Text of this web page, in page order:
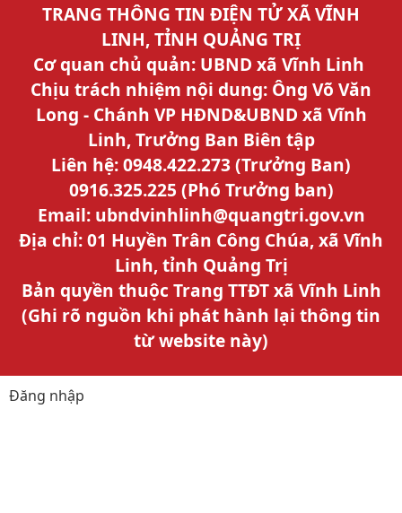
TRANG THÔNG TIN ĐIỆN TỬ XÃ VĨNH
LINH, TỈNH QUẢNG TRỊ
Cơ quan chủ quản: UBND xã Vĩnh Linh
Chịu trách nhiệm nội dung: Ông Võ Văn
Long - Chánh VP HĐND&UBND xã Vĩnh
Linh, Trưởng Ban Biên tập
Liên hệ: 0948.422.273 (Trưởng Ban)
0916.325.225 (Phó Trưởng ban)
Email: ubndvinhlinh@quangtri.gov.vn
Địa chỉ: 01 Huyền Trân Công Chúa, xã Vĩnh
Linh, tỉnh Quảng Trị
Bản quyền thuộc Trang TTĐT xã Vĩnh Linh
(Ghi rõ nguồn khi phát hành lại thông tin
từ website này)
Đăng nhập